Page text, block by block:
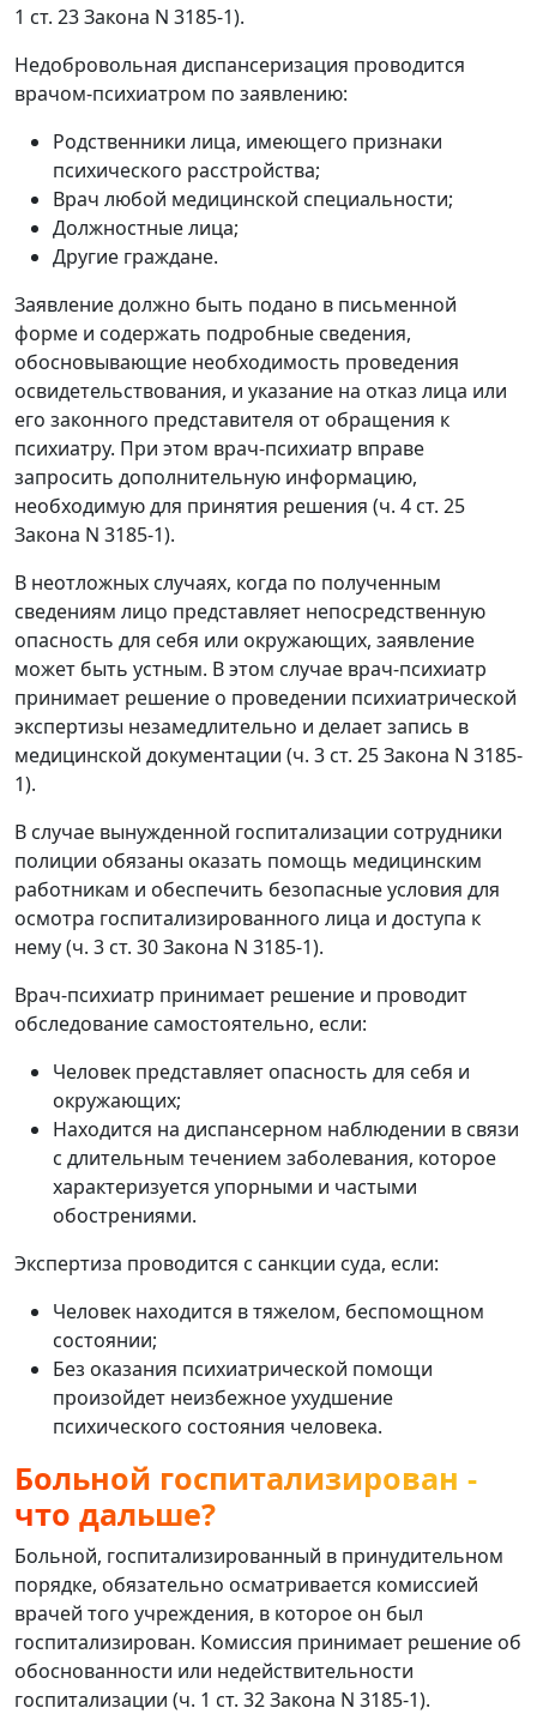
1 ст. 23 Закона N 3185-1).
Недобровольная диспансеризация проводится
врачом-психиатром по заявлению:
Родственники лица, имеющего признаки
психического расстройства;
Врач любой медицинской специальности;
Должностные лица;
Другие граждане.
Заявление должно быть подано в письменной
форме и содержать подробные сведения,
обосновывающие необходимость проведения
освидетельствования, и указание на отказ лица или
его законного представителя от обращения к
психиатру. При этом врач-психиатр вправе
запросить дополнительную информацию,
необходимую для принятия решения (ч. 4 ст. 25
Закона N 3185-1).
В неотложных случаях, когда по полученным
сведениям лицо представляет непосредственную
опасность для себя или окружающих, заявление
может быть устным. В этом случае врач-психиатр
принимает решение о проведении психиатрической
экспертизы незамедлительно и делает запись в
медицинской документации (ч. 3 ст. 25 Закона N 3185-
1).
В случае вынужденной госпитализации сотрудники
полиции обязаны оказать помощь медицинским
работникам и обеспечить безопасные условия для
осмотра госпитализированного лица и доступа к
нему (ч. 3 ст. 30 Закона N 3185-1).
Врач-психиатр принимает решение и проводит
обследование самостоятельно, если:
Человек представляет опасность для себя и
окружающих;
Находится на диспансерном наблюдении в связи
с длительным течением заболевания, которое
характеризуется упорными и частыми
обострениями.
Экспертиза проводится с санкции суда, если:
Человек находится в тяжелом, беспомощном
состоянии;
Без оказания психиатрической помощи
произойдет неизбежное ухудшение
психического состояния человека.
Больной госпитализирован -
что дальше?
Больной, госпитализированный в принудительном
порядке, обязательно осматривается комиссией
врачей того учреждения, в которое он был
госпитализирован. Комиссия принимает решение об
обоснованности или недействительности
госпитализации (ч. 1 ст. 32 Закона N 3185-1).